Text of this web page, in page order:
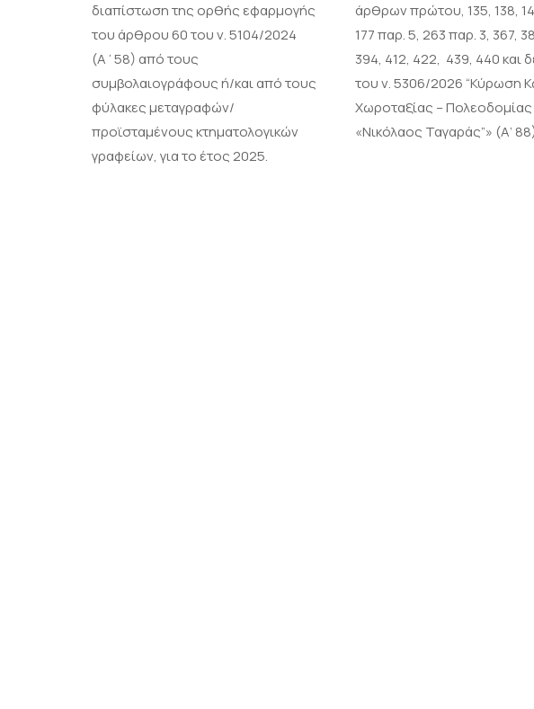
διαπίστωση της ορθής εφαρμογής
του άρθρου 60 του ν. 5104/2024
(Α΄58) από τους
συμβολαιογράφους ή/και από τους
φύλακες μεταγραφών/
προϊσταμένους κτηματολογικών
γραφείων, για το έτος 2025.
άρθρων πρώτου, 135, 138,
177 παρ. 5, 263 παρ. 3, 367,
394, 412, 422, 439, 440 και
του ν. 5306/2026 “Κύρωση
Χωροταξίας – Πολεοδομίας
«Νικόλαος Ταγαράς”» (Α’